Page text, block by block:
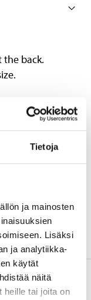
Tietoja
ja mainosten
Lisäksi
ja analytiikka-
käytät
näitä
heille tai joita on
the back.